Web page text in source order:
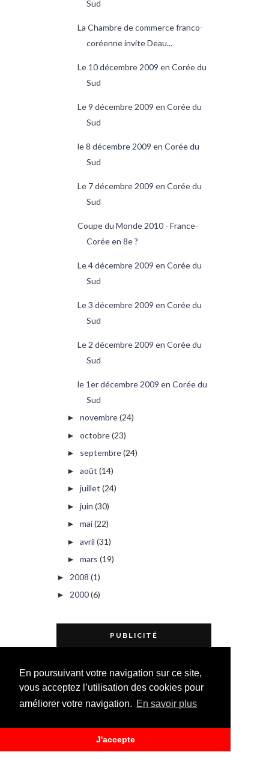
En poursuivant votre navigation sur ce site,
vous acceptez l’utilisation des cookies pour
améliorer votre navigation. En savoir plus
J'accepte
Sud
La Chambre de commerce franco-
coréenne invite Deau...
Le 10 décembre 2009 en Corée du
Sud
Le 9 décembre 2009 en Corée du
Sud
le 8 décembre 2009 en Corée du
Sud
Le 7 décembre 2009 en Corée du
Sud
Coupe du Monde 2010 - France-
Corée en 8e ?
Le 4 décembre 2009 en Corée du
Sud
Le 3 décembre 2009 en Corée du
Sud
Le 2 décembre 2009 en Corée du
Sud
le 1er décembre 2009 en Corée du
Sud
► novembre(24)
► octobre(23)
► septembre(24)
► août (14)
► juillet (24)
► juin (30)
► mai(22)
► avril (31)
► mars (19)
► 2008 (1)
► 2000(6)
PUBLICITÉ